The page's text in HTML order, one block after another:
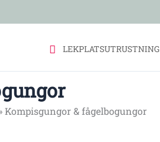
LEKPLATSUTRUSTNING
Kompisgungor & fågelbogungor